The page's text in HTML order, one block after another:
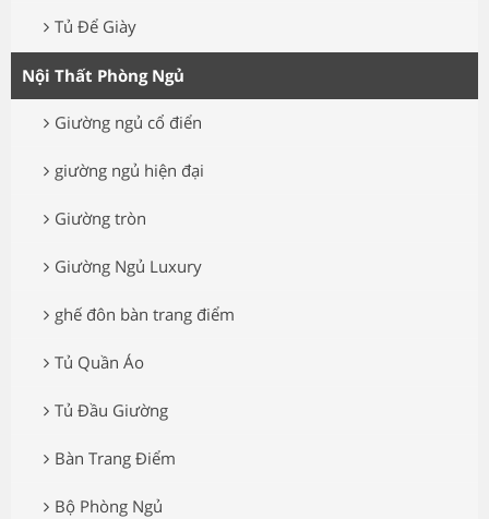
Tủ Để Giày
Nội Thất Phòng Ngủ
Giường ngủ cổ điển
giường ngủ hiện đại
Giường tròn
Giường Ngủ Luxury
ghế đôn bàn trang điểm
Tủ Quần Áo
Tủ Đầu Giường
Bàn Trang Điểm
Bộ Phòng Ngủ